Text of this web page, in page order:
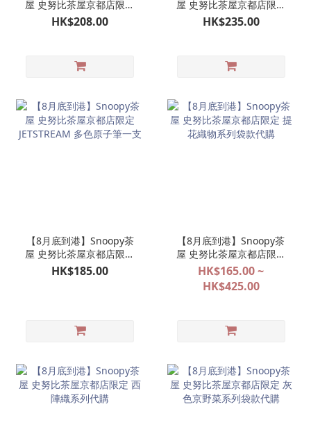
屋 史努比茶屋京都店限定
錦市場 掛畫 掛布（不連掛
架掛框）
HK$208.00
屋 史努比茶屋京都店限定
注染和風長手巾（2款可
選）
HK$235.00
【8月底到港】Snoopy茶
屋 史努比茶屋京都店限定
JETSTREAM 多色原子筆一
HK$185.00
【8月底到港】Snoopy茶
屋 史努比茶屋京都店限定
提花織物系列袋款代購
HK$165.00 ~
HK$425.00